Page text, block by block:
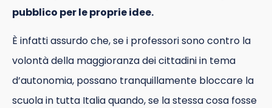
pubblico per le proprie idee.
È infatti assurdo che, se i professori sono contro la
volontà della maggioranza dei cittadini in tema
d’autonomia, possano tranquillamente bloccare la
scuola in tutta Italia quando, se la stessa cosa fosse